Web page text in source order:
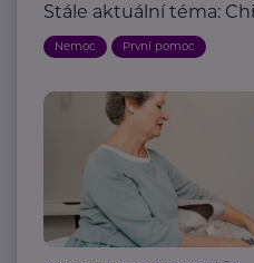
Stále aktuální téma:
Nemoc První pomoc